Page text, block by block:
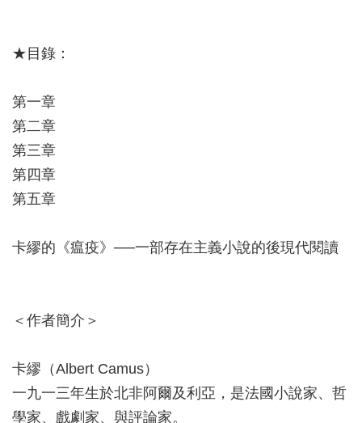
★目錄：
第一章
第二章
第三章
第四章
第五章
卡繆的《瘟疫》──一部存在主義小說的後現代閱讀
＜作者簡介＞
卡繆（Albert Camus）
一九一三年生於北非阿爾及利亞，是法國小說家、哲
學家、戲劇家、與評論家。